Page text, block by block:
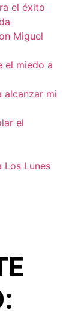
el éxito
Miguel
el miedo a
alcanzar mi
el
Los Lunes